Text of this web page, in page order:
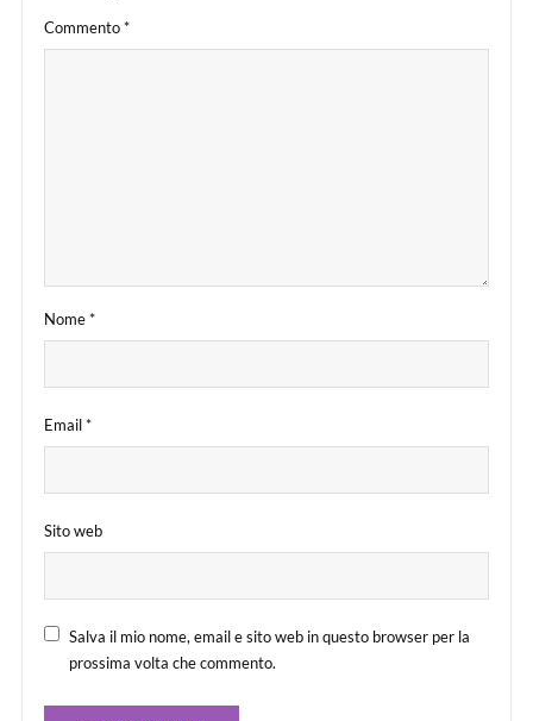
Commento*
Nome*
Email*
Sito web
Salva il mio nome, email e sito web in questo browser per la
prossima volta che commento.